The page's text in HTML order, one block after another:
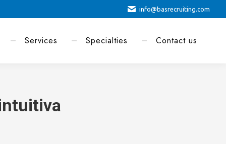
info@basrecruiting.com
Services Specialties Contact us